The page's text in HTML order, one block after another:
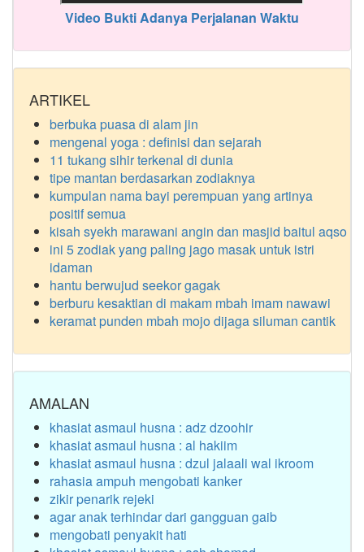
Video Bukti Adanya Perjalanan Waktu
ARTIKEL
berbuka puasa di alam jin
mengenal yoga : definisi dan sejarah
11 tukang sihir terkenal di dunia
tipe mantan berdasarkan zodiaknya
kumpulan nama bayi perempuan yang artinya
positif semua
kisah syekh marawani angin dan masjid baitul aqso
ini 5 zodiak yang paling jago masak untuk istri
idaman
hantu berwujud seekor gagak
berburu kesaktian di makam mbah imam nawawi
keramat punden mbah mojo dijaga siluman cantik
AMALAN
khasiat asmaul husna : adz dzoohir
khasiat asmaul husna : al hakiim
khasiat asmaul husna : dzul jalaali wal ikroom
rahasia ampuh mengobati kanker
zikir penarik rejeki
agar anak terhindar dari gangguan gaib
mengobati penyakit hati